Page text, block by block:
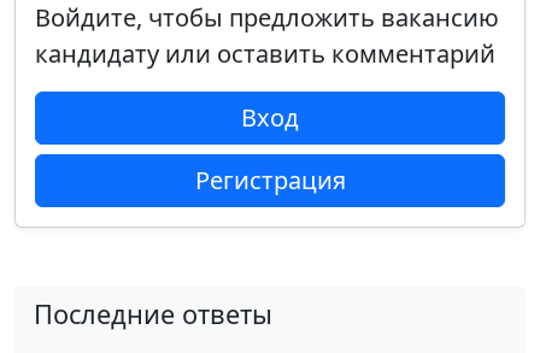
Войдите, чтобы предложить вакансию
кандидату или оставить комментарий
Вход
Регистрация
Последние ответы